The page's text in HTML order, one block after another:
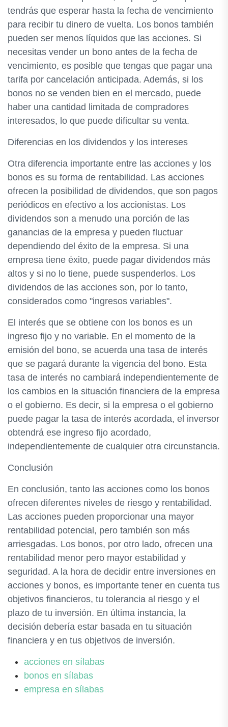
tendrás que esperar hasta la fecha de vencimiento
para recibir tu dinero de vuelta. Los bonos también
pueden ser menos líquidos que las acciones. Si
necesitas vender un bono antes de la fecha de
vencimiento, es posible que tengas que pagar una
tarifa por cancelación anticipada. Además, si los
bonos no se venden bien en el mercado, puede
haber una cantidad limitada de compradores
interesados, lo que puede dificultar su venta.
Diferencias en los dividendos y los intereses
Otra diferencia importante entre las acciones y los
bonos es su forma de rentabilidad. Las acciones
ofrecen la posibilidad de dividendos, que son pagos
periódicos en efectivo a los accionistas. Los
dividendos son a menudo una porción de las
ganancias de la empresa y pueden fluctuar
dependiendo del éxito de la empresa. Si una
empresa tiene éxito, puede pagar dividendos más
altos y si no lo tiene, puede suspenderlos. Los
dividendos de las acciones son, por lo tanto,
considerados como "ingresos variables".
El interés que se obtiene con los bonos es un
ingreso fijo y no variable. En el momento de la
emisión del bono, se acuerda una tasa de interés
que se pagará durante la vigencia del bono. Esta
tasa de interés no cambiará independientemente de
los cambios en la situación financiera de la empresa
o el gobierno. Es decir, si la empresa o el gobierno
puede pagar la tasa de interés acordada, el inversor
obtendrá ese ingreso fijo acordado,
independientemente de cualquier otra circunstancia.
Conclusión
En conclusión, tanto las acciones como los bonos
ofrecen diferentes niveles de riesgo y rentabilidad.
Las acciones pueden proporcionar una mayor
rentabilidad potencial, pero también son más
arriesgadas. Los bonos, por otro lado, ofrecen una
rentabilidad menor pero mayor estabilidad y
seguridad. A la hora de decidir entre inversiones en
acciones y bonos, es importante tener en cuenta tus
objetivos financieros, tu tolerancia al riesgo y el
plazo de tu inversión. En última instancia, la
decisión debería estar basada en tu situación
financiera y en tus objetivos de inversión.
acciones en sílabas
bonos en sílabas
empresa en sílabas